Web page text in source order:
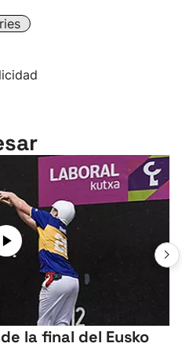
la final del Eusko